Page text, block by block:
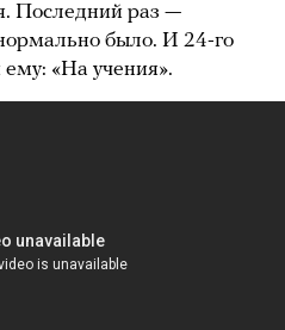
Последний раз —
было. И 24-го
«На учения».